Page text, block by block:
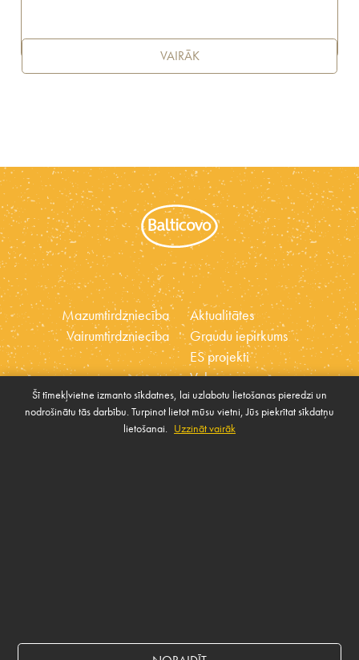
VAIRĀK
Mazumtirdzniecība
Vairumtirdzniecība
Sīkdatnes
Aktualitātes
Graudu iepirkums
ES projekti
Vakances
Ētikas kodekss
Sabiedrības atbalsta
Šī tīmekļvietne izmanto sīkdatnes, lai uzlabotu lietošanas pieredzi un
nodrošinātu tās darbību. Turpinot lietot mūsu vietni, Jūs piekrītat sīkdatņu
lietošanai. Uzzināt vairāk